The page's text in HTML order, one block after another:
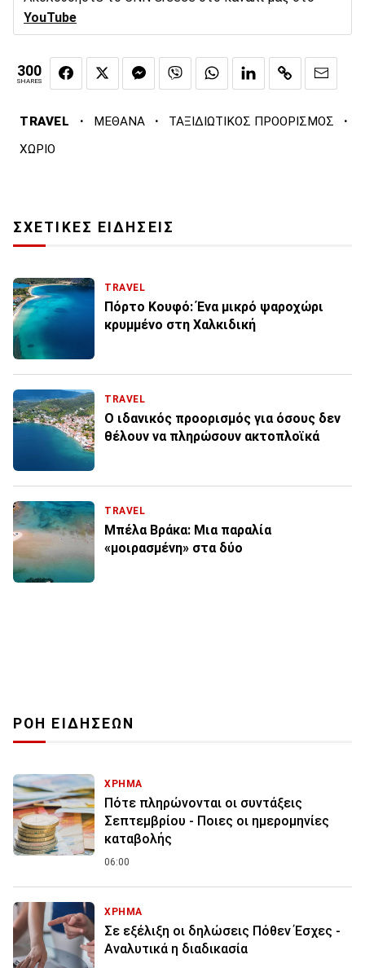
YouTube
300
SHARES
TRAVEL · ΜΕΘΑΝΑ · ΤΑΞΙΔΙΩΤΙΚΟΣ ΠΡΟΟΡΙΣΜΟΣ ·
ΧΩΡΙΟ
ΣΧΕΤΙΚΕΣ ΕΙΔΗΣΕΙΣ
TRAVEL
Πόρτο Κουφό: Ένα μικρό ψαροχώρι
κρυμμένο στη Χαλκιδική
TRAVEL
Ο ιδανικός προορισμός για όσους δεν
θέλουν να πληρώσουν ακτοπλοϊκά
TRAVEL
Μπέλα Βράκα: Μια παραλία
«μοιρασμένη» στα δύο
ΡΟΗ ΕΙΔΗΣΕΩΝ
ΧΡΗΜΑ
Πότε πληρώνονται οι συντάξεις
Σεπτεμβρίου - Ποιες οι ημερομηνίες
καταβολής
06:00
ΧΡΗΜΑ
Σε εξέλιξη οι δηλώσεις Πόθεν Έσχες -
Αναλυτικά η διαδικασία